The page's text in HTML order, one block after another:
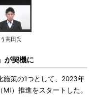
高田氏
が契機に
策の1つとして、2023年
）推進をスタートした。